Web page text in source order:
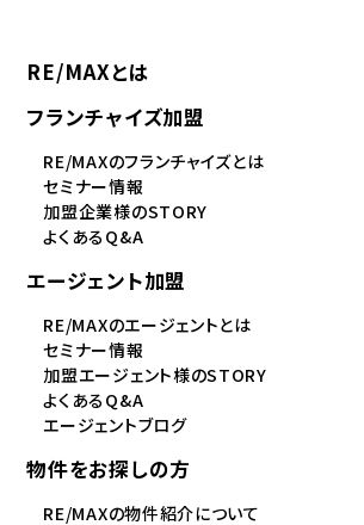
RE/MAXとは
フランチャイズ加盟
RE/MAXのフランチャイズとは
セミナー情報
加盟企業様のSTORY
よくあるQ&A
エージェント加盟
RE/MAXのエージェントとは
セミナー情報
加盟エージェント様のSTORY
よくあるQ&A
エージェントブログ
物件をお探しの方
RE/MAXの物件紹介について